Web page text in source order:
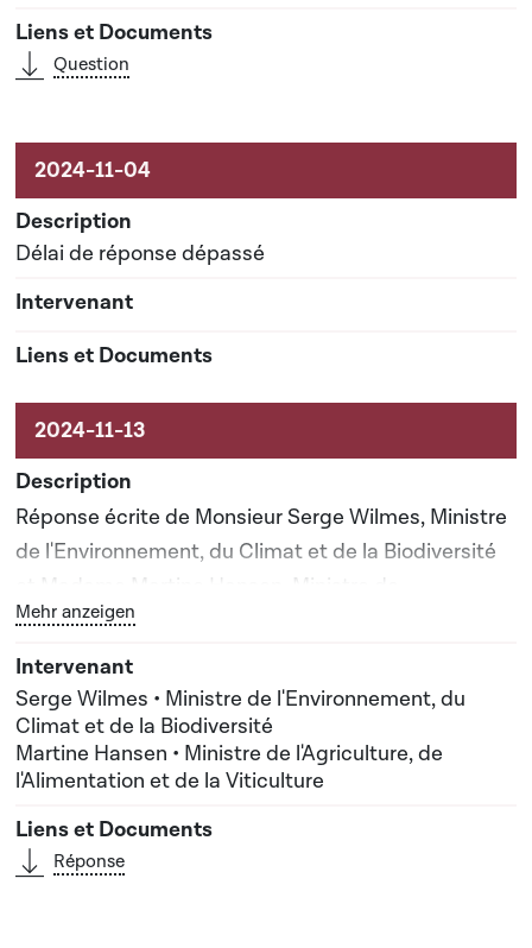
Question
Délai de réponse dépassé
Réponse écrite de Monsieur Serge Wilmes, Ministre
de l'Environnement, du Climat et de la Biodiversité
et Madame Martine Hansen, Ministre de
l'Agriculture, de l'Alimentation et de la Viticulture
Bouton graphique servant à afficher ou cacher tous
Mehr anzeigen
Serge Wilmes • Ministre de l'Environnement, du
Climat et de la Biodiversité
Martine Hansen • Ministre de l'Agriculture, de
l'Alimentation et de la Viticulture
Réponse